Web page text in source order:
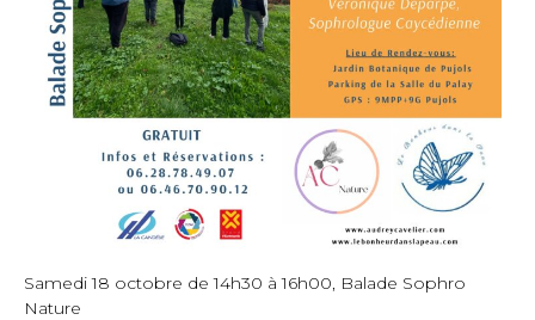
Samedi 18 octobre de 14h30 à 16h00, Balade Sophro
Nature